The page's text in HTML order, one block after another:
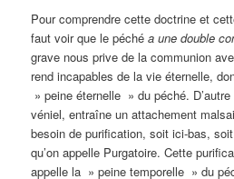
Pour comprendre cette doctrine et
faut voir que le péchéa une double
grave nous prive de la communion
rend incapables de la vie éternelle,
» peine éternelle » du péché.
véniel, entraîne un attachement
besoin de purification, soit ici-bas,
qu’on appelle Purgatoire. Cette
appelle la » peine temporelle » du